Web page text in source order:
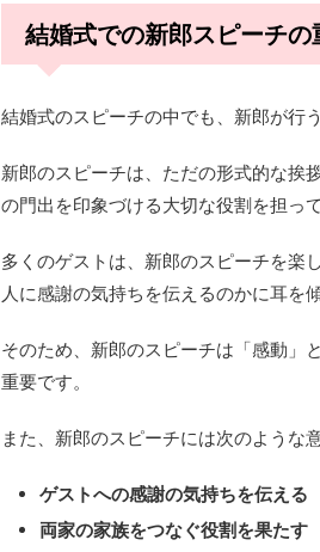
結婚式での新郎スピーチの
結婚式のスピーチの中でも、新郎が行
新郎のスピーチは、ただの形式的な挨
の門出を印象づける大切な役割を担って
多くのゲストは、新郎のスピーチを楽
人に感謝の気持ちを伝えるのかに耳を
そのため、新郎のスピーチは「感動」
重要です。
また、新郎のスピーチには次のような
ゲストへの感謝の気持ちを伝える
両家の家族をつなぐ役割を果たす